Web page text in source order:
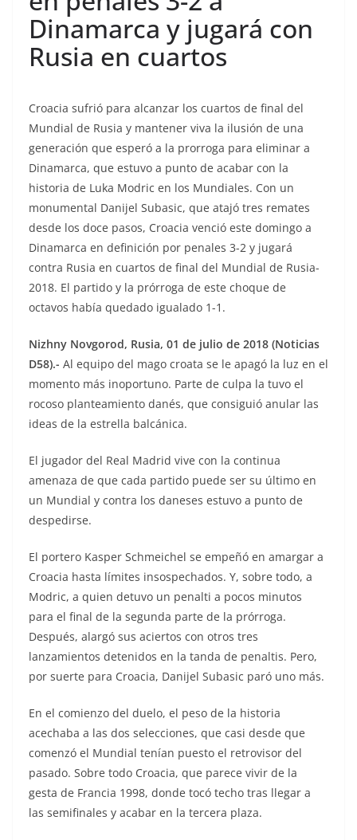
Dinamarca y jugará con
Rusia en cuartos
Croacia sufrió para alcanzar los cuartos de final del
Mundial de Rusia y mantener viva la ilusión de una
generación que esperó a la prorroga para eliminar a
Dinamarca, que estuvo a punto de acabar con la
historia de Luka Modric en los Mundiales. Con un
monumental Danijel Subasic, que atajó tres remates
desde los doce pasos, Croacia venció este domingo a
Dinamarca en definición por penales 3-2 y jugará
contra Rusia en cuartos de final del Mundial de Rusia-
2018. El partido y la prórroga de este choque de
octavos había quedado igualado 1-1.
Nizhny Novgorod, Rusia, 01 de julio de 2018 (Noticias
D58).- Al equipo del mago croata se le apagó la luz en el
momento más inoportuno. Parte de culpa la tuvo el
rocoso planteamiento danés, que consiguió anular las
ideas de la estrella balcánica.
El jugador del Real Madrid vive con la continua
amenaza de que cada partido puede ser su último en
un Mundial y contra los daneses estuvo a punto de
despedirse.
El portero Kasper Schmeichel se empeñó en amargar a
Croacia hasta límites insospechados. Y, sobre todo, a
Modric, a quien detuvo un penalti a pocos minutos
para el final de la segunda parte de la prórroga.
Después, alargó sus aciertos con otros tres
lanzamientos detenidos en la tanda de penaltis. Pero,
por suerte para Croacia, Danijel Subasic paró uno más.
En el comienzo del duelo, el peso de la historia
acechaba a las dos selecciones, que casi desde que
comenzó el Mundial tenían puesto el retrovisor del
pasado. Sobre todo Croacia, que parece vivir de la
gesta de Francia 1998, donde tocó techo tras llegar a
las semifinales y acabar en la tercera plaza.